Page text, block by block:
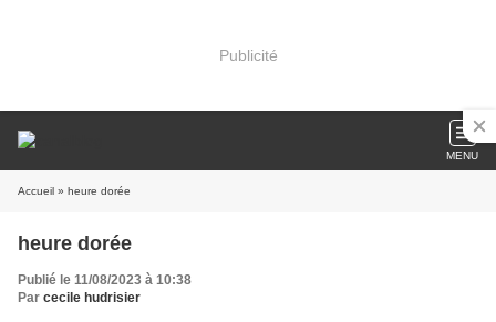
Publicité
MENU
Accueil » heure dorée
heure dorée
Publié le 11/08/2023 à 10:38
Par cecile hudrisier